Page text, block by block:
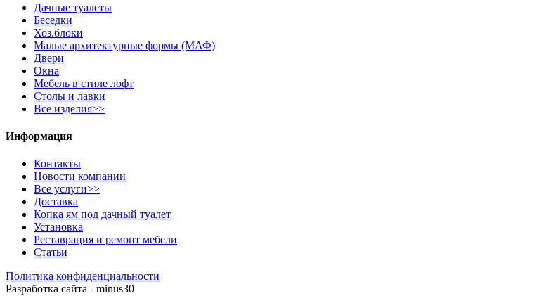
Дачные туалеты
Беседки
Хоз.блоки
Малые архитектурные формы (МАФ)
Двери
Окна
Мебель в стиле лофт
Столы и лавки
Все изделия>>
Информация
Контакты
Новости компании
Все услуги>>
Доставка
Копка ям под дачный туалет
Установка
Реставрация и ремонт мебели
Статьи
Политика конфиденциальности
Разработка сайта - minus30